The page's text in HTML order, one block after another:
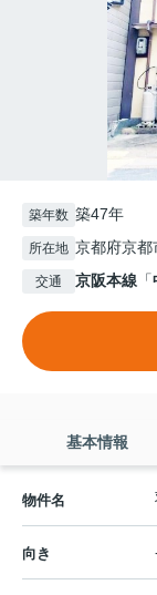
築年数 築47年
所在地 京都府京都
交通 京阪本線 「
基本情報
物件名
向き